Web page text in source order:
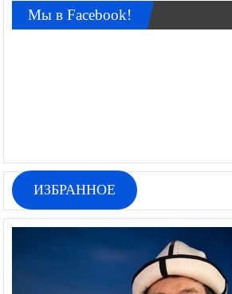
Мы в Facebook!
ИЗБРАННОЕ